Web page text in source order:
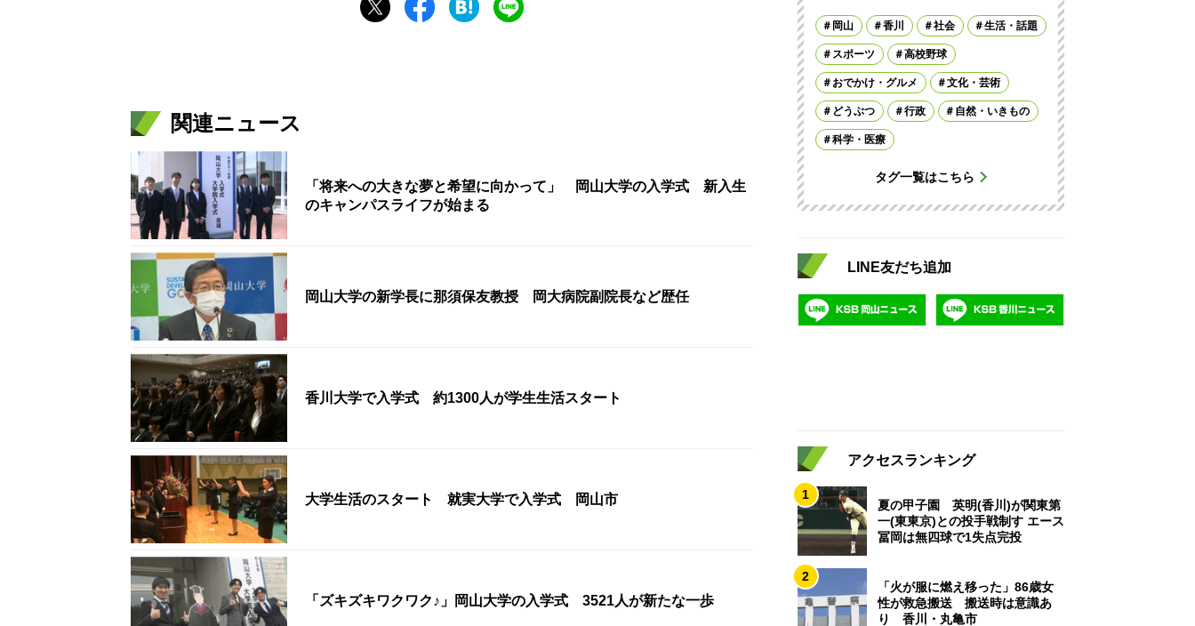
関連ニュース
「将来への大きな夢と希望に向かって」 岡山大学の入学式 新入生
のキャンパスライフが始まる
岡山大学の新学長に那須保友教授 岡大病院副院長など歴任
香川大学で入学式 約1300人が学生生活スタート
大学生活のスタート 就実大学で入学式 岡山市
「ズキズキワクワク♪」岡山大学の入学式 3521人が新たな一歩
岡山 香川 社会 生活・話題
スポーツ 高校野球
おでかけ・グルメ 文化・芸術
どうぶつ 行政 自然・いきもの
科学・医療
タグ一覧はこちら
LINE友だち追加
アクセスランキング
1
夏の甲子園 英明(香川)が関東第
一(東東京)との投手戦制す エース
冨岡は無四球で1失点完投
2
「火が服に燃え移った」86歳女
性が救急搬送 搬送時は意識あ
り 香川・丸亀市